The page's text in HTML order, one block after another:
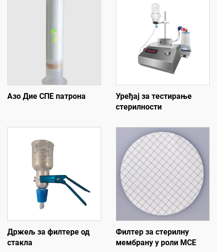
Азо Дие СПЕ патрона
Уређај за тестирање
стерилности
Држељ за филтере од
стакла
Филтер за стерилну
мембрану у роли MCE